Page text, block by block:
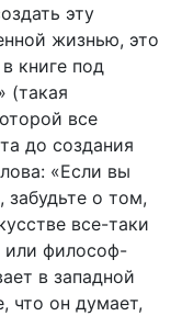
эту
жизнью, это
книге под
(такая
все
до создания
«Если вы
забудьте о том,
все-таки
или философ-
в западной
что он думает,